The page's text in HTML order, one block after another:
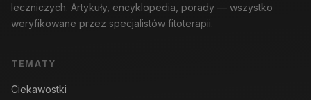
leczniczych. Artykuły, encyklopedia, porady — wszystko
weryfikowane przez specjalistów fitoterapii.
TEMATY
Ciekawostki